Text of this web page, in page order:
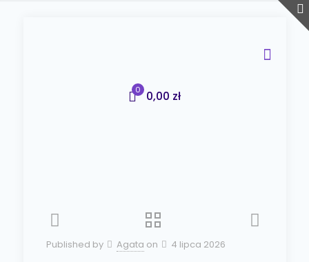
0 0,00 zł
Published by Agata on 4 lipca 2026